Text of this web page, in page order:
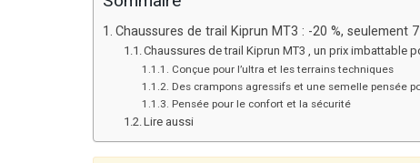
Chaussures de trail Kiprun MT3 : -20 %, seulement
Chaussures de trail Kiprun MT3 , un prix imbattable
Conçue pour l’ultra et les terrains techniques
Des crampons agressifs et une semelle pensée
Pensée pour le confort et la sécurité
Lire aussi